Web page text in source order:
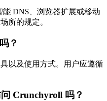
DNS、浏览器扩展或移动
所的规定。
？
以及使用方式。用户应遵循
Crunchyroll 吗？